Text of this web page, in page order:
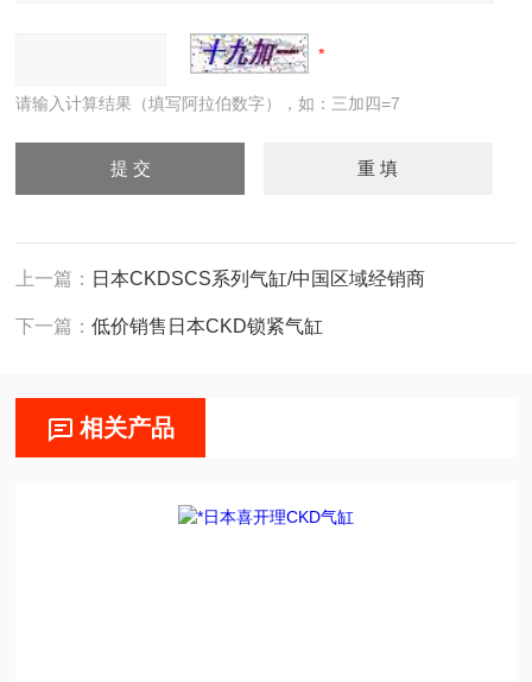
请输入计算结果（填写阿拉伯数字），如：三加四=7
上一篇： 日本CKDSCS系列气缸/中国区域经销商
下一篇：低价销售日本CKD锁紧气缸
相关产品